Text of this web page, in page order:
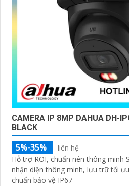
CAMERA IP 8MP DAHUA DH-
BLACK
5%-35%
liên hệ
Hỗ trợ ROI, chuẩn nén thông minh
nhận diện thông minh, lưu trữ tối
chuẩn bảo vệ IP67